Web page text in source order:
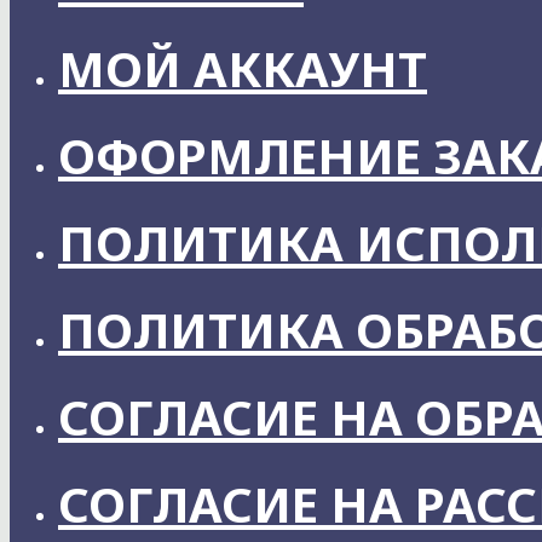
МОЙ АККАУНТ
ОФОРМЛЕНИЕ
ПОЛИТИКА
ПОЛИТИКА
СОГЛАСИЕ НА
СОГЛАСИЕ НА